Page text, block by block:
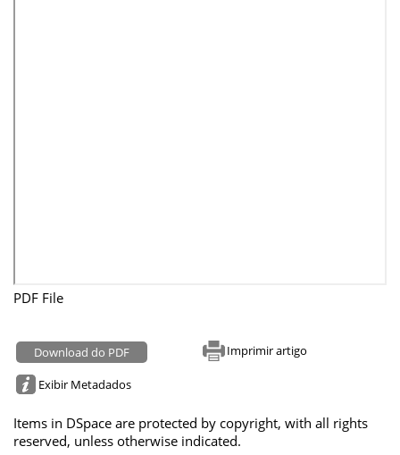
PDF File
Download do PDF Imprimir artigo
Exibir Metadados
Items in DSpace are protected by copyright, with all rights
reserved, unless otherwise indicated.